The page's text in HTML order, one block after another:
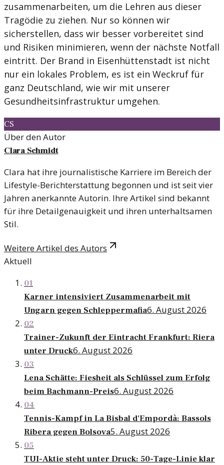
zusammenarbeiten, um die Lehren aus dieser
Tragödie zu ziehen. Nur so können wir
sicherstellen, dass wir besser vorbereitet sind
und Risiken minimieren, wenn der nächste Notfall
eintritt. Der Brand in Eisenhüttenstadt ist nicht
nur ein lokales Problem, es ist ein Weckruf für
ganz Deutschland, wie wir mit unserer
Gesundheitsinfrastruktur umgehen.
CS
Über den Autor
Clara Schmidt
Clara hat ihre journalistische Karriere im Bereich der
Lifestyle-Berichterstattung begonnen und ist seit vier
Jahren anerkannte Autorin. Ihre Artikel sind bekannt
für ihre Detailgenauigkeit und ihren unterhaltsamen
Stil.
Weitere Artikel des Autors
Aktuell
01
Karner intensiviert Zusammenarbeit mit
Ungarn gegen Schleppermafia6. August 2026
02
Trainer-Zukunft der Eintracht Frankfurt: Riera
unter Druck6. August 2026
03
Lena Schätte: Fiesheit als Schlüssel zum Erfolg
beim Bachmann-Preis6. August 2026
04
Tennis-Kampf in La Bisbal d'Empordà: Bassols
Ribera gegen Bolsova5. August 2026
05
TUI-Aktie steht unter Druck: 50-Tage-Linie klar